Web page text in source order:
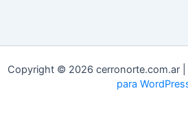
Copyright © 2026 cerronorte.com.ar |
para